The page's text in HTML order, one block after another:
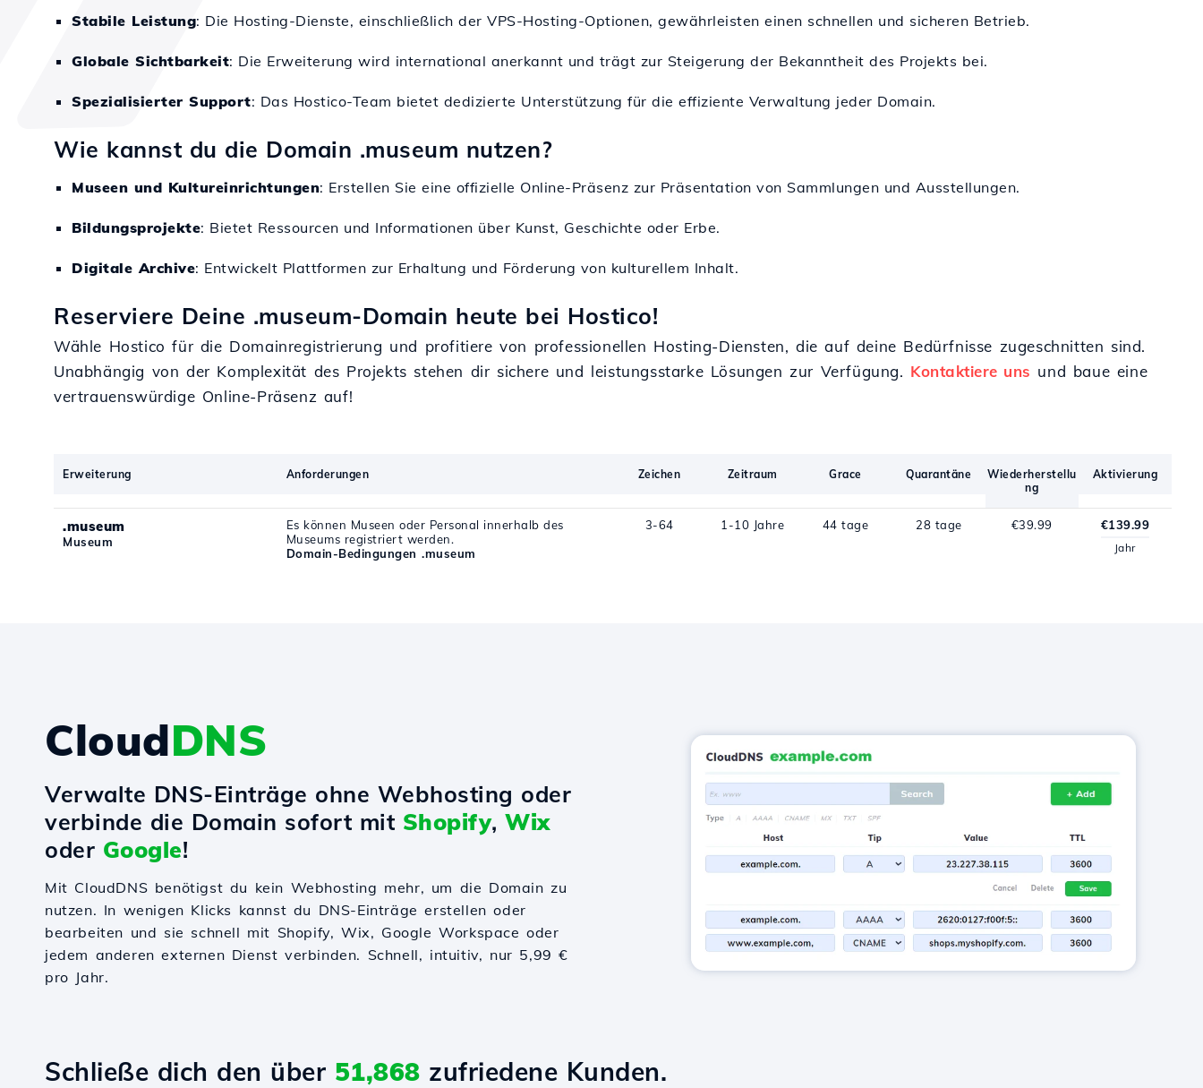
Stabile Leistung: Die Hosting-Dienste, einschließlich der VPS-Hosting-Optionen, gewährleisten einen schnellen und sicheren Betrieb.
Globale Sichtbarkeit: Die Erweiterung wird international anerkannt und trägt zur Steigerung der Bekanntheit des Projekts bei.
Spezialisierter Support: Das Hostico-Team bietet dedizierte Unterstützung für die effiziente Verwaltung jeder Domain.
Wie kannst du die Domain .museum nutzen?
Museen und Kultureinrichtungen: Erstellen Sie eine offizielle Online-Präsenz zur Präsentation von Sammlungen und Ausstellungen.
Bildungsprojekte: Bietet Ressourcen und Informationen über Kunst, Geschichte oder Erbe.
Digitale Archive: Entwickelt Plattformen zur Erhaltung und Förderung von kulturellem Inhalt.
Reserviere Deine .museum-Domain heute bei Hostico!
Wähle Hostico für die Domainregistrierung und profitiere von professionellen Hosting-Diensten, die auf deine Bedürfnisse zugeschnitten sind.
Unabhängig von der Komplexität des Projekts stehen dir sichere und leistungsstarke Lösungen zur Verfügung. Kontaktiere uns und baue eine
vertrauenswürdige Online-Präsenz auf!
Erweiterung Anforderungen Zeichen Zeitraum Grace Quarantäne
Wiederherstellu
ng
Aktivierung
.museum
Museum
Es können Museen oder Personal innerhalb des
Museums registriert werden.
Domain-Bedingungen .museum
3-64 1-10 Jahre 44 tage 28 tage €39.99 €139.99
Jahr
CloudDNS
Verwalte DNS-Einträge ohne Webhosting oder
verbinde die Domain sofort mit Shopify, Wix
oder Google!
Mit CloudDNS benötigst du kein Webhosting mehr, um die Domain zu
nutzen. In wenigen Klicks kannst du DNS-Einträge erstellen oder
bearbeiten und sie schnell mit Shopify, Wix, Google Workspace oder
jedem anderen externen Dienst verbinden. Schnell, intuitiv, nur 5,99 €
pro Jahr.
Schließe dich den über 51,868 zufriedene Kunden.